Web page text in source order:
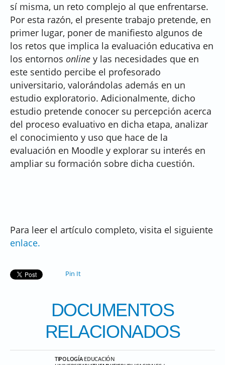
sí misma, un reto complejo al que enfrentarse.
Por esta razón, el presente trabajo pretende, en
primer lugar, poner de manifiesto algunos de
los retos que implica la evaluación educativa en
los entornos online y las necesidades que en
este sentido percibe el profesorado
universitario, valorándolas además en un
estudio exploratorio. Adicionalmente, dicho
estudio pretende conocer su percepción acerca
del proceso evaluativo en dicha etapa, analizar
el conocimiento y uso que hace de la
evaluación en Moodle y explorar su interés en
ampliar su formación sobre dicha cuestión.
Para leer el artículo completo, visita el siguiente
enlace.
Pin It
DOCUMENTOS
RELACIONADOS
TIPOLOGÍA EDUCACIÓN